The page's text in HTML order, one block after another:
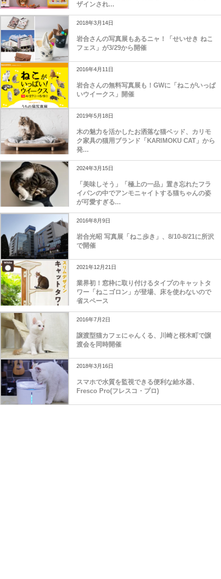
ザインされ...
2018年3月14日
岩合さんの写真展もあるニャ！「せいせき ねこ
フェス」が3/29から開催
2016年4月11日
岩合さんの無料写真展も！GWに「ねこがいっぱ
いウイークス」開催
2019年5月18日
木の魅力を活かしたお洒落な猫ベッド、カリモ
ク家具の猫用ブランド「KARIMOKU CAT」から
発...
2024年3月15日
「美味しそう」「極上の一品」置き忘れたフラ
イパンの中でアンモニャイトする猫ちゃんの姿
が可愛すぎる...
2016年8月9日
岩合光昭 写真展「ねこ歩き」、8/10-8/21に所沢
で開催
2021年12月21日
業界初！窓枠に取り付けるタイプのキャットタ
ワー「ねこゴロン」が登場、床を使わないので
省スペース
2016年7月2日
譲渡型猫カフェにゃんくる、川崎と桜木町で譲
渡会を同時開催
2018年3月16日
スマホで水質を監視できる便利な給水器、
Fresco Pro(フレスコ・プロ)